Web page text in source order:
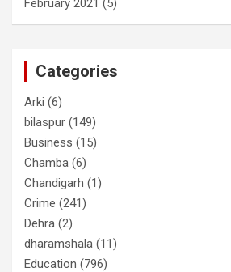
February 2021 (5)
Categories
Arki (6)
bilaspur (149)
Business (15)
Chamba (6)
Chandigarh (1)
Crime (241)
Dehra (2)
dharamshala (11)
Education (796)